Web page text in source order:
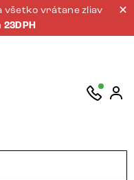
všetko vrátane zliav
23DPH